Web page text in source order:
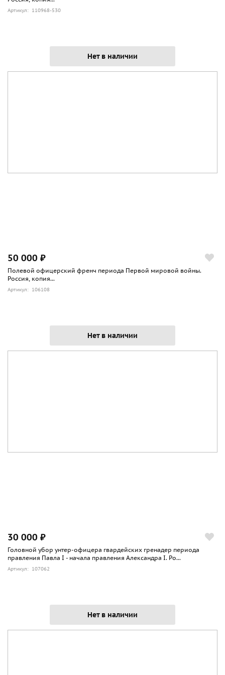
Артикул: 110968-530
Нет в наличии
50 000 ₽
Полевой офицерский френч периода Первой мировой войны.
Россия, копия...
Артикул: 106108
Нет в наличии
30 000 ₽
Головной убор унтер-офицера гвардейских гренадер периода
правления Павла I - начала правления Александра I. Ро...
Артикул: 107062
Нет в наличии